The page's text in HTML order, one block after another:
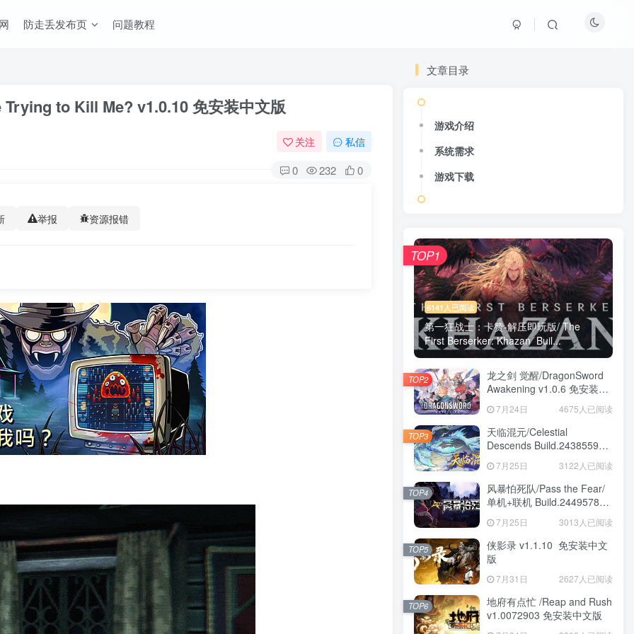
防走丢发布页 问题教程
to Kill Me? v1.0.10 免安装中文版
关注 私信
0 232 0
举报 资源报错
文章目录
游戏介绍
系统需求
游戏下载
6141人已阅读
第一狂战士：卡赞-解压即玩版/ The
First Berserker: Khazan Buil...
TOP1
龙之剑 觉醒/DragonSword
Awakening v1.0.6 免安装中
7月24日 4675人已阅读
TOP2
天临混元/Celestial
Descends Build.24385591
7月25日 3122人已阅读
TOP3
风暴怕死队/Pass the Fear/
单机+联机 Build.24495782
7月25日 3013人已阅读
TOP4
侠影录 v1.1.10 免安装中文
版
7月31日 2627人已阅读
TOP5
地府有点忙 /Reap and Rush
v1.0072903 免安装中文版
TOP6